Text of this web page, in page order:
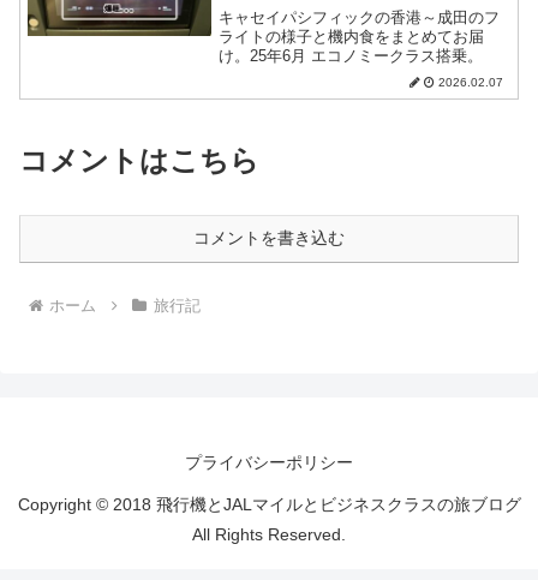
バスA350-900
キャセイパシフィックの香港～成田のフ
ライトの様子と機内食をまとめてお届
け。25年6月 エコノミークラス搭乗。
2026.02.07
コメントはこちら
コメントを書き込む
ホーム 旅行記
プライバシーポリシー
Copyright © 2018 飛行機とJALマイルとビジネスクラスの旅ブログ
All Rights Reserved.